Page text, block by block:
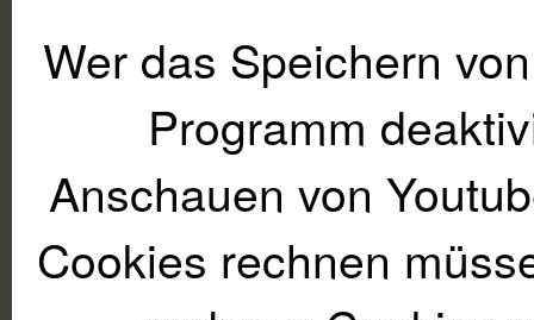
Wer das Speichern
Programm
Anschauen von
Cookies rechnen